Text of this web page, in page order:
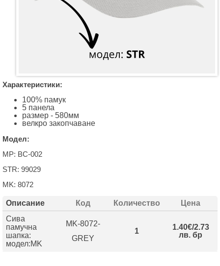
Характеристики:
100% памук
5 панела
размер - 580мм
велкро закопчаване
Модел:
MP: BC-002
STR: 99029
MK: 8072
Описание Код Количество
Цена
Сива
памучна
шапка:
модел:MK
MK-8072-
GREY
1
1.40€/2.73
лв. бр